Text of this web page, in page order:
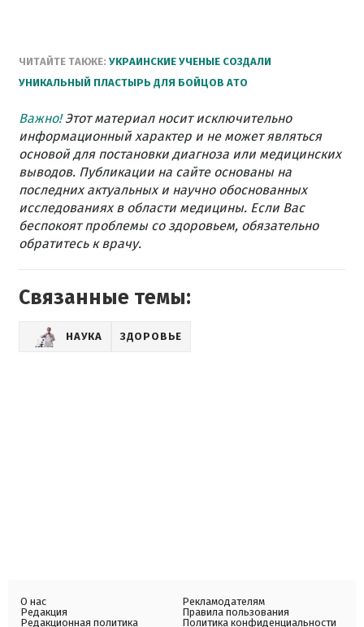
ЧИТАЙТЕ ТАКЖЕ: УКРАИНСКИЕ УЧЕНЫЕ СОЗДАЛИ
УНИКАЛЬНЫЙ ПЛАСТЫРЬ ДЛЯ БОЙЦОВ АТО
Важно!Этот материал носит исключительно
информационный характер и не может являться
основой для постановки диагноза или медицинских
выводов. Публикации на сайте основаны на
последних актуальных и научно обоснованных
исследованиях в области медицины. Если Вас
беспокоят проблемы со здоровьем, обязательно
обратитесь к врачу.
Связанные темы:
НАУКА ЗДОРОВЬЕ
О нас
Редакция
Редакционная политика
Рекламодателям
Правила пользования
Политика конфиденциальности